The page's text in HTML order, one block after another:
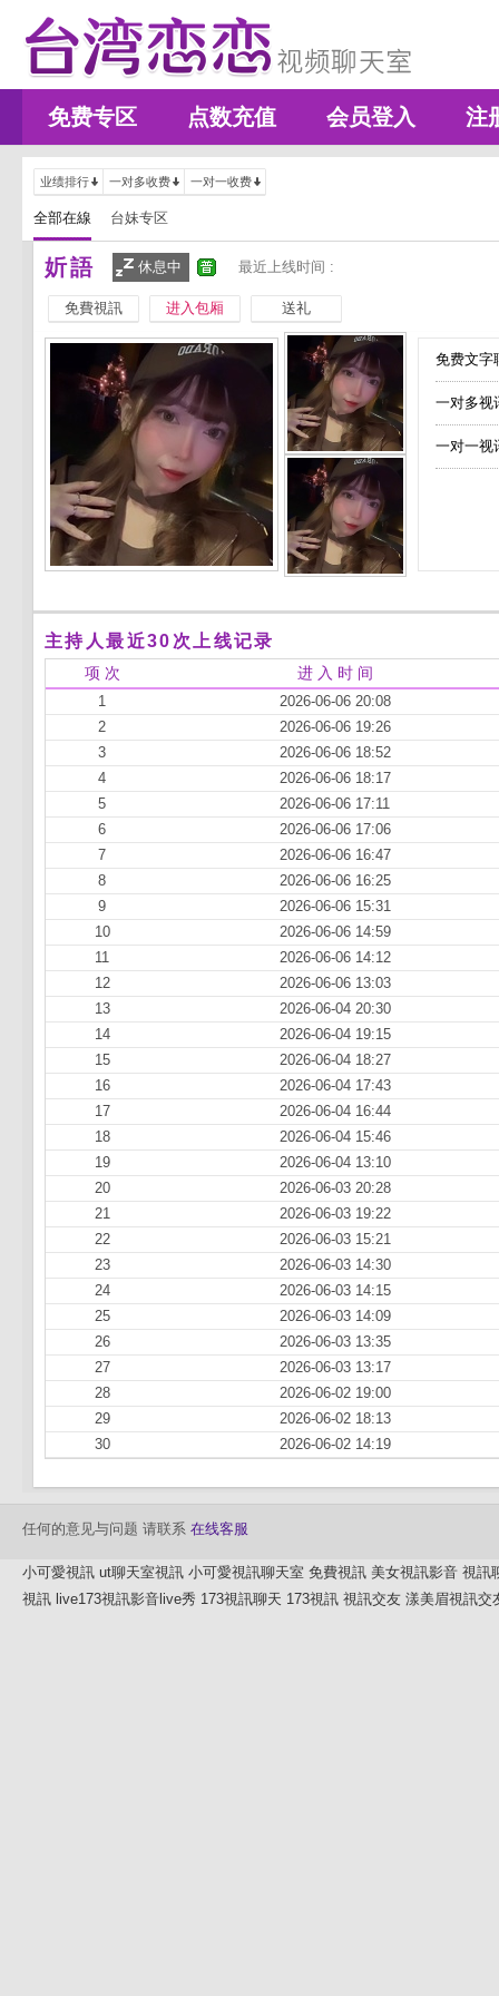
免费专区 点数充值 会员登入 注
业绩排行 一对多收费 一对一收费
全部在線 台妹专区
妡語 休息中 最近上线时间 :
免費視訊 进入包厢 送礼
免费文
一对多
一对一
主持人最近30次上线记录
项 次 进 入 时 间
1
2026-06-06 20:08
2
2026-06-06 19:26
3
2026-06-06 18:52
4
2026-06-06 18:17
5
2026-06-06 17:11
6
2026-06-06 17:06
7
2026-06-06 16:47
8
2026-06-06 16:25
9
2026-06-06 15:31
10
2026-06-06 14:59
11
2026-06-06 14:12
12
2026-06-06 13:03
13
2026-06-04 20:30
14
2026-06-04 19:15
15
2026-06-04 18:27
16
2026-06-04 17:43
17
2026-06-04 16:44
18
2026-06-04 15:46
19
2026-06-04 13:10
20
2026-06-03 20:28
21
2026-06-03 19:22
22
2026-06-03 15:21
23
2026-06-03 14:30
24
2026-06-03 14:15
25
2026-06-03 14:09
26
2026-06-03 13:35
27
2026-06-03 13:17
28
2026-06-02 19:00
29
2026-06-02 18:13
30
2026-06-02 14:19
任何的意见与问题 请联系 在线客服
小可愛視訊 ut聊天室視訊 小可愛視訊聊天室 免費視訊 美女視訊影音 視訊
視訊 live173視訊影音live秀 173視訊聊天 173視訊 視訊交友 漾美眉視訊交